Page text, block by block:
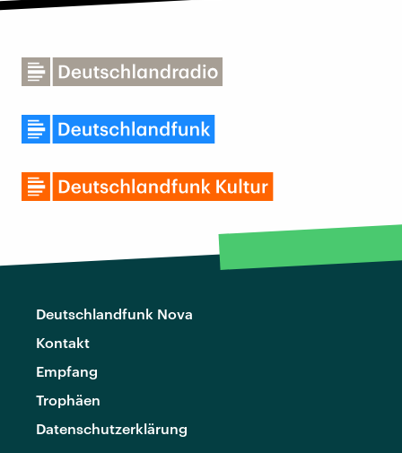
Deutschlandfunk Nova
Kontakt
Empfang
Trophäen
Datenschutzerklärung